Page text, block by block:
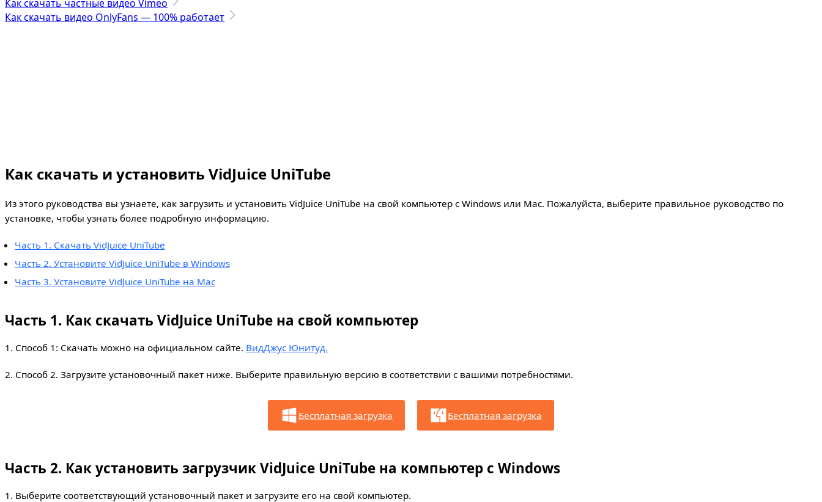
Как скачать частные видео Vimeo
Как скачать видео OnlyFans — 100% работает
Как скачать и установить VidJuice UniTube
Из этого руководства вы узнаете, как загрузить и установить VidJuice UniTube на свой компьютер с Windows или Mac. Пожалуйста, выберите правильное руководство по
установке, чтобы узнать более подробную информацию.
Часть 1. Скачать VidJuice UniTube
Часть 2. Установите VidJuice UniTube в Windows
Часть 3. Установите VidJuice UniTube на Mac
Часть 1. Как скачать VidJuice UniTube на свой компьютер
1. Способ 1: Скачать можно на официальном сайте. ВидДжус Юнитуд.
2. Способ 2. Загрузите установочный пакет ниже. Выберите правильную версию в соответствии с вашими потребностями.
Бесплатная загрузка Бесплатная загрузка
Часть 2. Как установить загрузчик VidJuice UniTube на компьютер с Windows
1. Выберите соответствующий установочный пакет и загрузите его на свой компьютер.